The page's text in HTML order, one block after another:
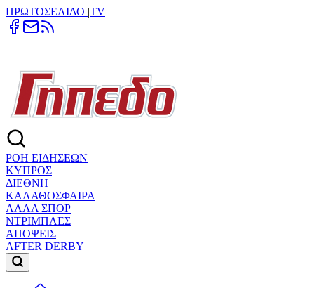
ΠΡΩΤΟΣΕΛΙΔΟ |TV
ΡΟΗ ΕΙΔΗΣΕΩΝ
ΚΥΠΡΟΣ
ΔΙΕΘΝΗ
ΚΑΛΑΘΟΣΦΑΙΡΑ
ΑΛΛΑ ΣΠΟΡ
ΝΤΡΙΜΠΛΕΣ
ΑΠΟΨΕΙΣ
AFTER DERBY